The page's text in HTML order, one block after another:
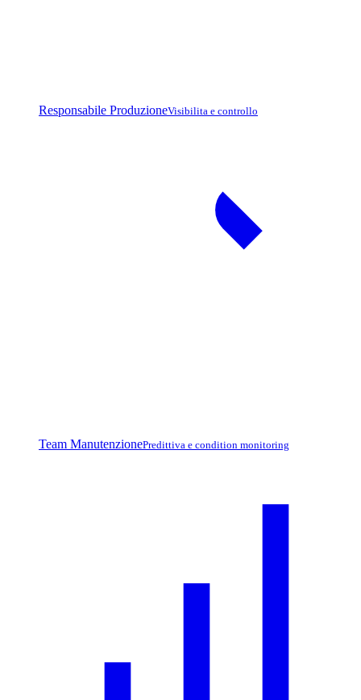
Responsabile ProduzioneVisibilita e controllo
Team ManutenzionePredittiva e condition monitoring